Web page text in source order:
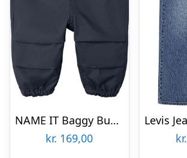
NAME IT Baggy Bukser Ben Dark Sapphire
kr. 169,00
kr.